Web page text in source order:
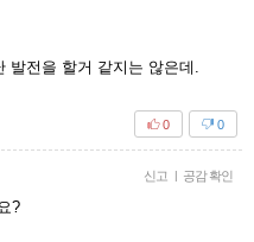
발전을 할거 같지는 않은데.
0
0
신고 공감 확인
?